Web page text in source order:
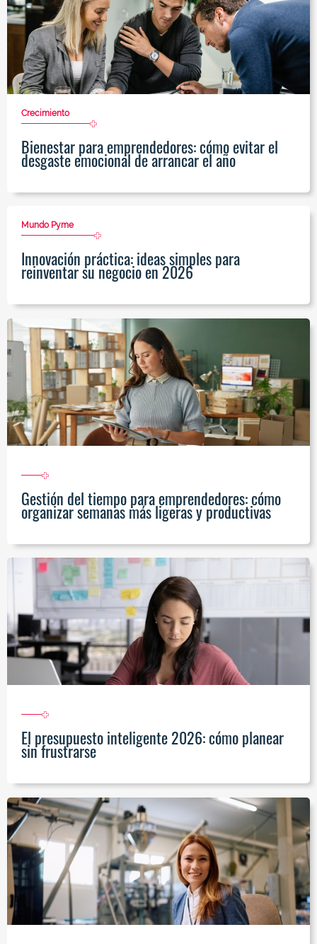
Crecimiento
Bienestar para emprendedores: cómo evitar el
desgaste emocional de arrancar el año
Mundo Pyme
Innovación práctica: ideas simples para
reinventar su negocio en 2026
Gestión del tiempo para emprendedores: cómo
organizar semanas más ligeras y productivas
El presupuesto inteligente 2026: cómo planear
sin frustrarse